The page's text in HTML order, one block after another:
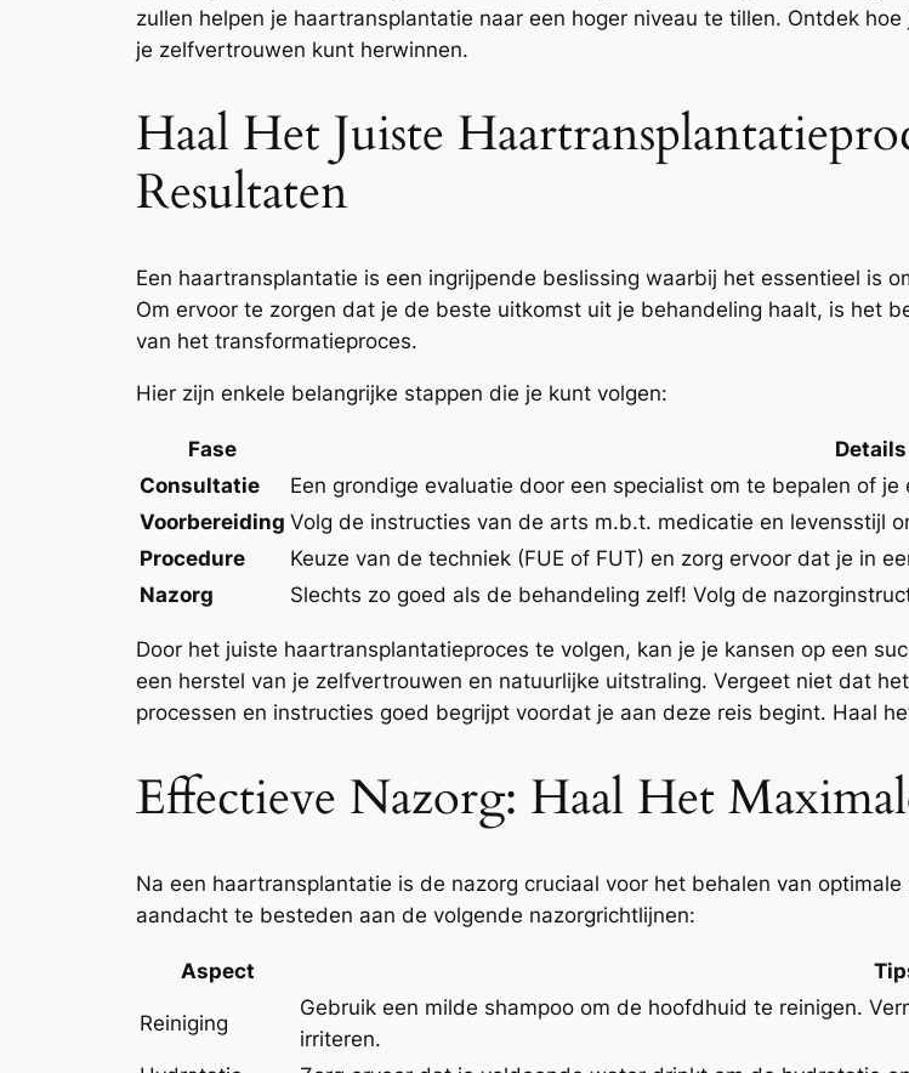
zullen helpen je haartransplantatie naar een hoger niveau te tillen. Ontdek
je zelfvertrouwen kunt herwinnen.
Haal Het Juiste
Resultaten
Een haartransplantatie is een ingrijpende beslissing waarbij het essentieel is
Om ervoor te zorgen dat je de beste uitkomst uit je behandeling haalt, is het
van het transformatieproces.
Hier zijn enkele belangrijke stappen die je kunt volgen:
Fase
Details
Consultatie
Een grondige evaluatie door een specialist om te bepalen of
Voorbereiding Volg de instructies van de arts m.b.t. medicatie en levensstijl
Procedure
Keuze van de techniek (FUE of FUT) en zorg ervoor dat je in
Nazorg
Slechts zo goed als de behandeling zelf! Volg de
Door het juiste haartransplantatieproces te volgen, kan je je kansen op een
een herstel van je zelfvertrouwen en natuurlijke uitstraling. Vergeet niet dat
processen en instructies goed begrijpt voordat je aan deze reis begint. Haal
Effectieve Nazorg: Haal Het
Na een haartransplantatie is de nazorg cruciaal voor het behalen van optimale
aandacht te besteden aan de volgende nazorgrichtlijnen:
Aspect
Reiniging
Gebruik een milde shampoo om de hoofdhuid te reinigen.
irriteren.